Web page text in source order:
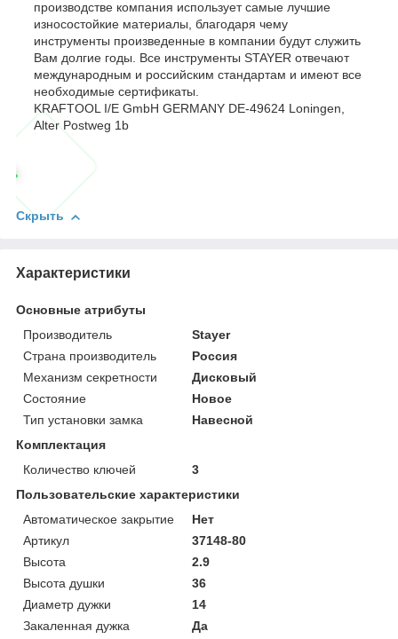
производстве компания использует самые лучшие
износостойкие материалы, благодаря чему
инструменты произведенные в компании будут служить
Вам долгие годы. Все инструменты STAYER отвечают
международным и российским стандартам и имеют все
необходимые сертификаты.
KRAFTOOL I/E GmbH GERMANY DE-49624 Loningen,
Alter Postweg 1b
Скрыть
Характеристики
Основные атрибуты
Производитель
Stayer
Страна производитель
Россия
Механизм секретности
Дисковый
Состояние
Новое
Тип установки замка
Навесной
Комплектация
Количество ключей
3
Пользовательские характеристики
Автоматическое закрытие
Нет
Артикул
37148-80
Высота
2.9
Высота душки
36
Диаметр дужки
14
Закаленная дужка
Да